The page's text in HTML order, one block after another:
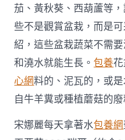
茄、黃秋葵、西葫蘆等
些不是觀賞盆栽，而是
紹，這些盆栽蔬菜不需
和澆水就能生長。包養
心網料的、泥瓦的，或
自牛羊糞或種植蘑菇的
宋娜麗每天拿著水包養網